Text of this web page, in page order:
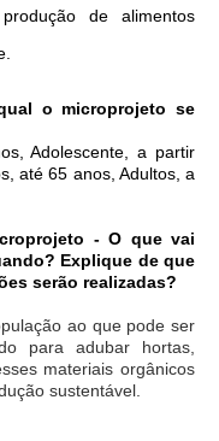
de alimentos
o microprojeto se
Adolescente, a partir
até 65 anos, Adultos, a
- O que vai
Explique de que
serão realizadas?
ao que pode ser
para adubar hortas,
materiais orgânicos
sustentável.